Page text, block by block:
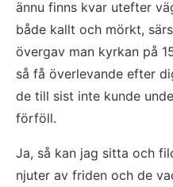
ännu finns kvar utefter
både kallt och mörkt,
övergav man kyrkan på
så få överlevande efter
de till sist inte kunde
förföll.
Ja, så kan jag sitta och
njuter av friden och de